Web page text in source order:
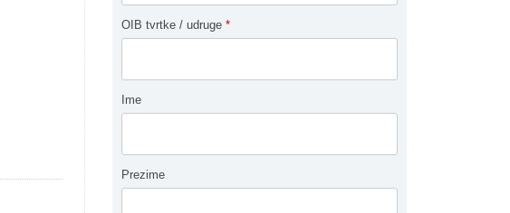
OIB tvrtke / udruge *
Ime
Prezime